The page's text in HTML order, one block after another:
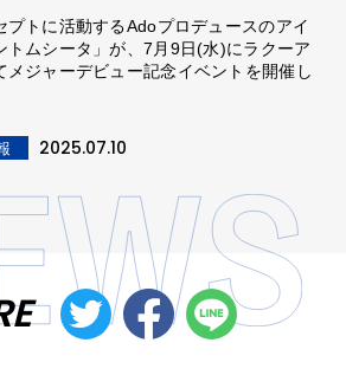
プトに活動するAdoプロデュースのアイ
トムシータ」が、7月9日(水)にラクーア
メジャーデビュー記念イベントを開催し
2025.07.10